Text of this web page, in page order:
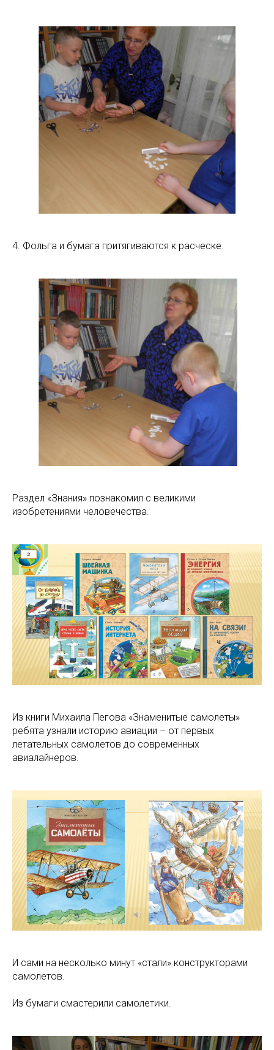
4. Фольга и бумага притягиваются к расческе.
Раздел «Знания» познакомил с великими
изобретениями человечества.
Из книги Михаила Пегова «Знаменитые самолеты»
ребята узнали историю авиации – от первых
летательных самолетов до современных
авиалайнеров.
И сами на несколько минут «стали» конструкторами
самолетов.
Из бумаги смастерили самолетики.